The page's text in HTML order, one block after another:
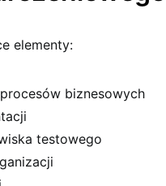
elementy:
biznesowych
testowego